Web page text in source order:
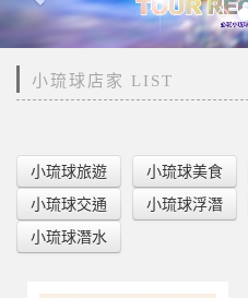
小琉球店家 LIST
小琉球旅遊 小琉球美食
小琉球交通
小琉球浮潛
小琉球潛水